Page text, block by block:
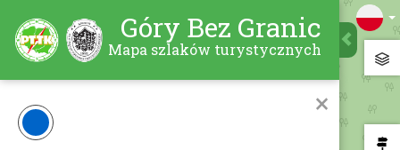
Góry Bez Granic
Mapa szlaków turystycznych
×